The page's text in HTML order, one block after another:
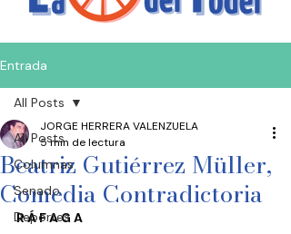
Entrada
All Posts
Columnas
Senado
Deportes
All Posts
Beatriz Gutiérrez Müller,
Comedia Contradictoria
JORGE HERRERA VALENZUELA
5 min de lectura
R Á F A G A